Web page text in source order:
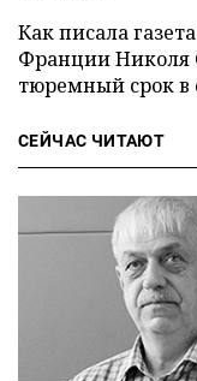
Как писала
Франции Николя
тюремный срок в
СЕЙЧАС ЧИТАЮТ